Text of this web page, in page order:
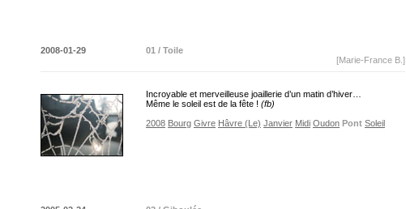
2008-01-29
01 / Toile
[Marie-France B.]
Incroyable et merveilleuse joaillerie d’un matin d’hiver…
Même le soleil est de la fête ! (fb)
2008 Bourg Givre Hâvre (Le) Janvier Midi Oudon Pont Soleil